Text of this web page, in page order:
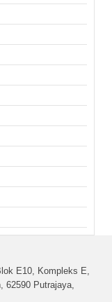
E10, Kompleks E,
62590 Putrajaya,